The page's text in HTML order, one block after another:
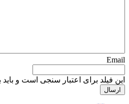
Email
این فیلد برای اعتبار سنجی است و باید